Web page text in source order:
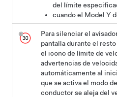
del límite
cuando el Model Y
Para silenciar el
pantalla durante el
el icono de límite de
advertencias de
automáticamente al
que se activa el modo
conductor se aleja del